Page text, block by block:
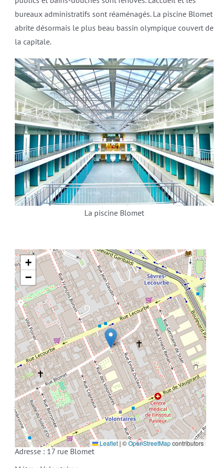
bureaux administratifs sont réaménagés. La piscine Blomet
abrite désormais le plus beau bassin olympique couvert de
la capitale.
La piscine Blomet
+
−
Leaflet | ©OpenStreetMapcontributors
Adresse : 17 rue Blomet